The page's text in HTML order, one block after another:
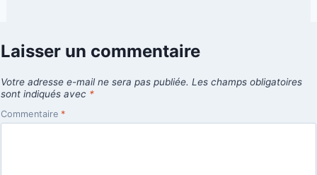
Laisser un commentaire
Votre adresse e-mail ne sera pas publiée. Les champs obligatoires
sont indiqués avec *
Commentaire *